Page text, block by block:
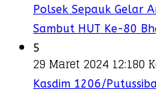
Polsek Sepauk Gelar
Sambut HUT Ke-80
5
29 Maret 2024 12:180
Kasdim 1206/